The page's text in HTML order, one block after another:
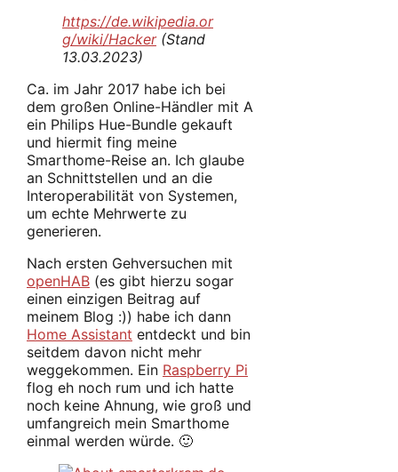
https://de.wikipedia.or
g/wiki/Hacker(Stand
13.03.2023)
Ca. im Jahr 2017 habe ich bei
dem großen Online-Händler mit A
ein Philips Hue-Bundle gekauft
und hiermit fing meine
Smarthome-Reise an. Ich glaube
an Schnittstellen und an die
Interoperabilität von Systemen,
um echte Mehrwerte zu
generieren.
Nach ersten Gehversuchen mit
openHAB (es gibt hierzu sogar
einen einzigen Beitrag auf
meinem Blog :)) habe ich dann
Home Assistant entdeckt und bin
seitdem davon nicht mehr
weggekommen. Ein Raspberry Pi
flog eh noch rum und ich hatte
noch keine Ahnung, wie groß und
umfangreich mein Smarthome
einmal werden würde. 🙂